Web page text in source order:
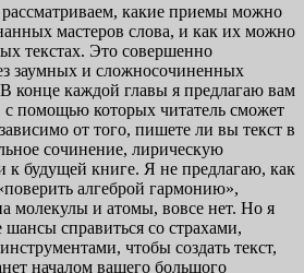
какие приемы можно
мастеров слова, и как их можно
текстах. Это совершенно
заумных и сложносочиненных
конце каждой главы я предлагаю вам
с помощью которых читатель сможет
от того, пишете ли вы текст в
сочинение, лирическую
к будущей книге. Я не предлагаю, как
алгеброй гармонию»,
молекулы и атомы, вовсе нет. Но я
шансы справиться со страхами,
чтобы создать текст,
началом вашего большого